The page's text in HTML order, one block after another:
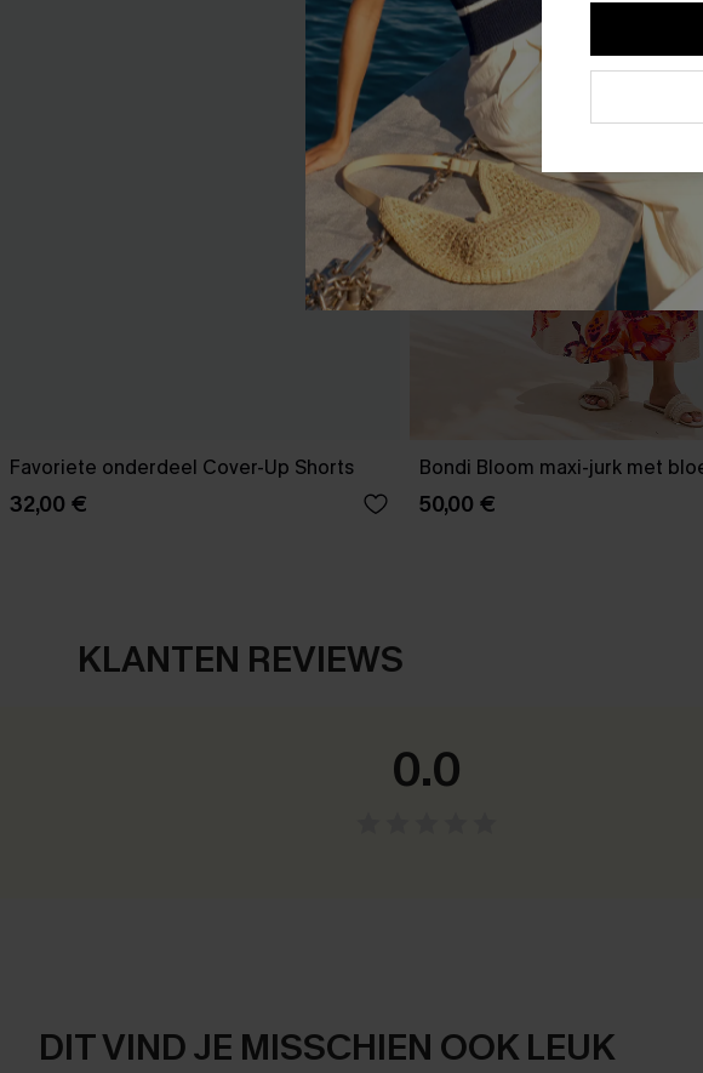
Favoriete onderdeel Cover-Up Shorts
32,00 €
Bondi Bloom maxi-jurk met
50,00 €
KLANTEN REVIEWS
0.0
DIT VIND JE MISSCHIEN OOK LEUK